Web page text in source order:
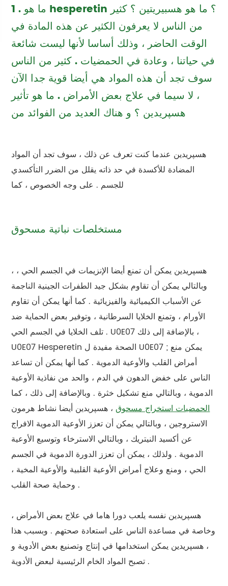
1 . ما هو hesperetin ؟ ما هو هسبيريتين ؟ كثير
من الناس لا يعرفون الكثير عن هذه المادة في
الوقت الحاضر ، وذلك أساسا لأنها ليست شائعة
في حياتنا ، وعادة في الحمضيات . كثير من الناس
سوف تجد أن هذه المواد هي أيضا قوية جدا الآن
، لا سيما في علاج بعض الأمراض . ما هو تأثير
هسپريدين ؟ و هناك العديد من الفوائد من
هسپريدين عندما كنت تعرف عن ذلك ، سوف تجد أن المواد
المضادة للأكسدة في حد ذاته يقلل من الضرر التأكسدي
للجسم . على وجه الخصوص ، كما
مستخلصات نباتية مسحوق
، هسپريدين يمكن أن تمنع أيضا الإنزيمات في الجسم الحي ،
وبالتالي يمكن أن تقاوم بشكل جيد الطفرات الجينية الناجمة
عن الأسباب الكيميائية والفيزيائية . كما أنها يمكن أن تقاوم
الأورام ، وتمنع الخلايا السرطانية ، وتوفير بعض الحماية ضد
تلف الخلايا في الجسم الحي . U0E07 بالإضافة إلى ذلك ،
U0E07 Hesperetin الصحة مفيدة ل U0E07 ; يمكن منع
أمراض القلب والأوعية الدموية . كما أنها يمكن أن تساعد
الناس على خفض الدهون في الدم ، والحد من نفاذية الأوعية
الدموية ، وبالتالي منع تشكيل خثرة . وبالإضافة إلى ذلك ، كما
الحمضيات استخراج مسحوق، هسپريدين أيضا نشاط هرمون
الاستروجين ، وبالتالي يمكن أن تعزز الأوعية الدموية الافراج
عن أكسيد النيتريك ، وبالتالي الاسترخاء وتوسيع الأوعية
الدموية . ولذلك ، يمكن أن تعزز الدورة الدموية في الجسم
الحي ، ومنع وعلاج أمراض الأوعية القلبية والأوعية المخية ،
وحماية صحة القلب .
هسپريدين نفسه يلعب دورا هاما في علاج بعض الأمراض ،
وخاصة في مساعدة الناس على استعادة صحتهم . وبسبب هذا
، هسپريدين يمكن استخدامها في إنتاج وتصنيع بعض الأدوية و
تصبح المواد الخام الرئيسية لبعض الأدوية .